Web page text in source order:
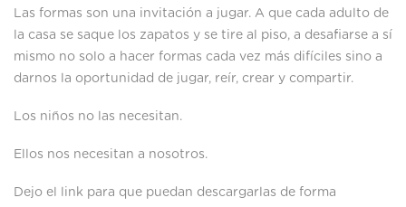
Las formas son una invitación a jugar. A que cada adulto de
la casa se saque los zapatos y se tire al piso, a desafiarse a sí
mismo no solo a hacer formas cada vez más difíciles sino a
darnos la oportunidad de jugar, reír, crear y compartir.
Los niños no las necesitan.
Ellos nos necesitan a nosotros.
Dejo el link para que puedan descargarlas de forma